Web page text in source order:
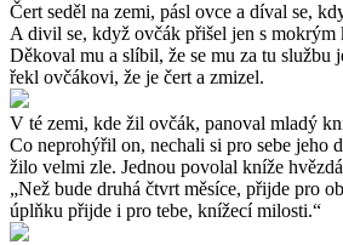
Čert seděl na zemi, pásl ovce a díval se,
A divil se, když ovčák přišel jen s mokrým
Děkoval mu a slíbil, že se mu za tu službu
řekl ovčákovi, že je čert a zmizel.
V té zemi, kde žil ovčák, panoval mladý
Co neprohýřil on, nechali si pro sebe jeho
žilo velmi zle. Jednou povolal kníže
„Než bude druhá čtvrt měsíce, přijde pro
úplňku přijde i pro tebe, knížecí milosti.“